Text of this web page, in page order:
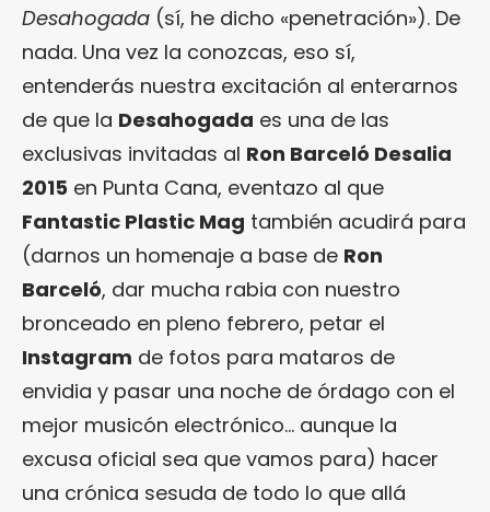
Desahogada (sí, he dicho «penetración»). De
nada. Una vez la conozcas, eso sí,
entenderás nuestra excitación al enterarnos
de que la Desahogada es una de las
exclusivas invitadas al Ron Barceló Desalia
2015 en Punta Cana, eventazo al que
Fantastic Plastic Mag también acudirá para
(darnos un homenaje a base de Ron
Barceló, dar mucha rabia con nuestro
bronceado en pleno febrero, petar el
Instagram de fotos para mataros de
envidia y pasar una noche de órdago con el
mejor musicón electrónico… aunque la
excusa oficial sea que vamos para) hacer
una crónica sesuda de todo lo que allá